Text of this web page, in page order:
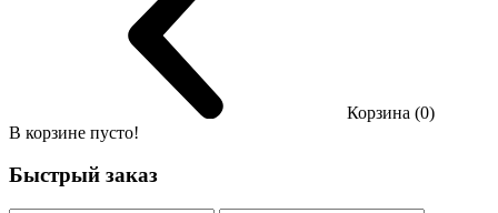
Корзина (0)
В корзине пусто!
Быстрый заказ